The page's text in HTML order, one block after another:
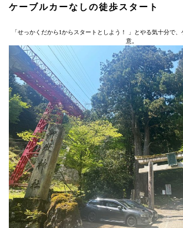
ケーブルカーなしの徒歩スタート
「せっかくだから1からスタートとしよう！ 」とやる気十分で
意。